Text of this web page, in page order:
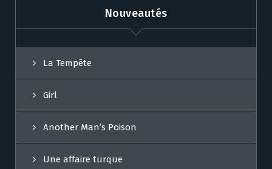
Nouveautés
La Tempête
Girl
Another Man’s Poison
Une affaire turque